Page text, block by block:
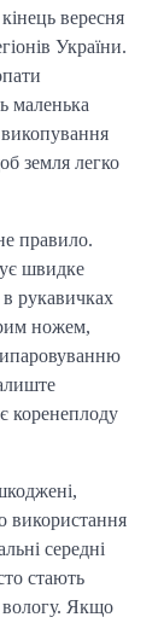
вересня
України.
маленька
земля легко
правило.
швидке
рукавичках
ножем,
коренеплоду
використання
середні
стають
вологу. Якщо